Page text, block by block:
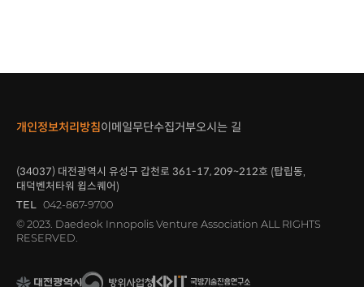
개인정보처리방침이메일무단수집거부오시는 길
(34037) 대전광역시 유성구 갑천로 361-17, 209~212호 (탑립동,
대덕벤처타워 윕스퀘어)
TEL 042-867-9700
© 2023. Daedeok Innopolis Venture Association ALL RIGHTS
RESERVED.